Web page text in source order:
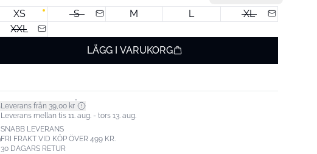
XS S M L
XL
XXL
LÄGG I VARUKORG
Leverans från 39,00 kr*
Leverans mellan tis 11. aug. - tors 13. aug.
SNABB LEVERANS
FRI FRAKT VID KÖP ÖVER 499 KR.
30 DAGARS RETUR